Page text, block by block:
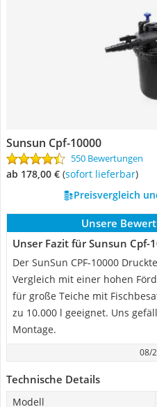
Sunsun Cpf-10000
550 Bewertungen
ab 178,00 € ( Sofort lieferbar)
Preisvergleich
Unsere
Unser Fazit für Sunsun Cpf-
Der SunSun CPF-10000
Vergleich mit einer hohen
für große Teiche mit
zu 10.000 l geeignet. Uns
Montage.
08/
Technische Details
Modell